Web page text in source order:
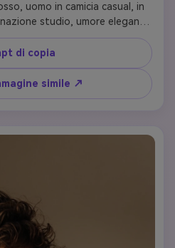
uomo in camicia casual, in
studio, umore elegante
profondità di campo bassa,
gemelli suggerisce stile
di copia
simile ↗